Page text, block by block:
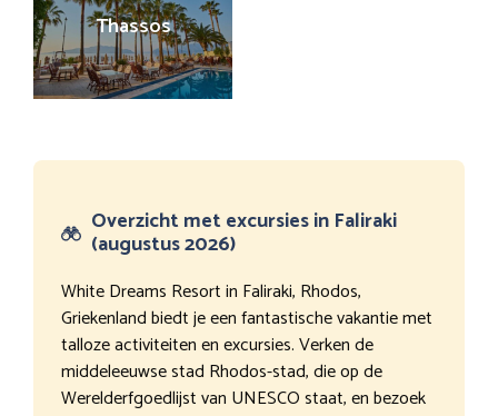
Thassos
Overzicht met excursies in Faliraki
(augustus 2026)
White Dreams Resort in Faliraki, Rhodos,
Griekenland biedt je een fantastische vakantie met
talloze activiteiten en excursies. Verken de
middeleeuwse stad Rhodos-stad, die op de
Werelderfgoedlijst van UNESCO staat, en bezoek